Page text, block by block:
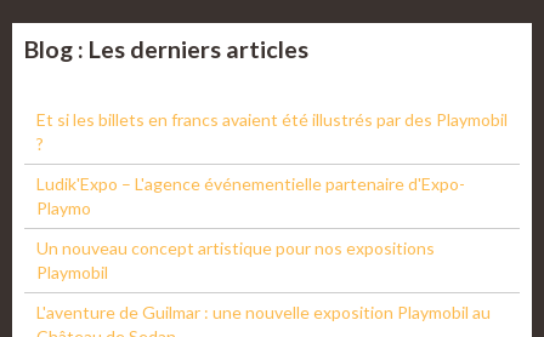
Blog : Les derniers articles
Et si les billets en francs avaient été illustrés par des Playmobil
?
Ludik'Expo – L'agence événementielle partenaire d'Expo-
Playmo
Un nouveau concept artistique pour nos expositions
Playmobil
L'aventure de Guilmar : une nouvelle exposition Playmobil au